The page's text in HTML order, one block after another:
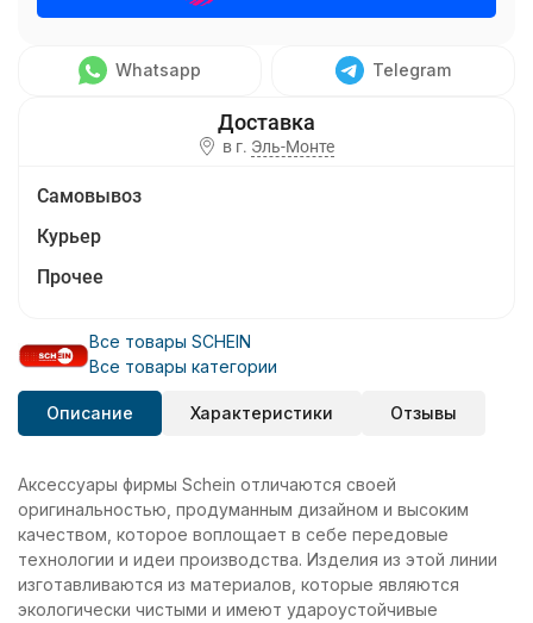
Whatsapp Telegram
в г. Эль-Монте
Самовывоз
Курьер
Прочее
Все товары SCHEIN
Все товары категории
Описание Характеристики Отзывы
Аксессуары фирмы Schein отличаются своей
оригинальностью, продуманным дизайном и высоким
качеством, которое воплощает в себе передовые
технологии и идеи производства. Изделия из этой линии
изготавливаются из материалов, которые являются
экологически чистыми и имеют удароустойчивые